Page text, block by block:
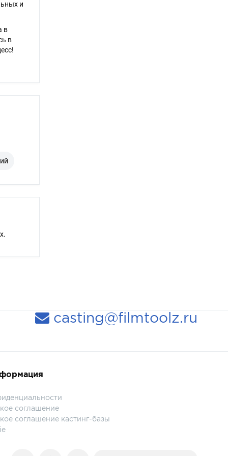
и
в
в
casting@filmtoolz.ru
соглашение
соглашение кастинг-базы